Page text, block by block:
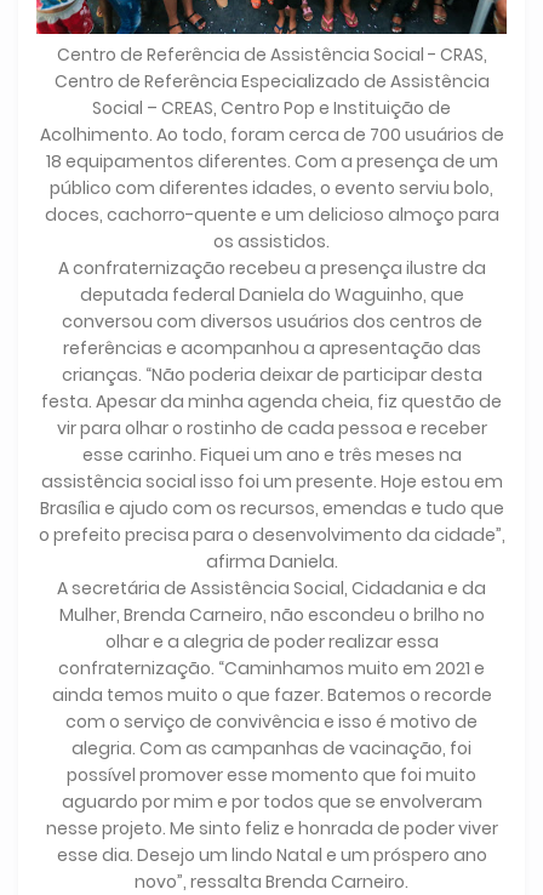
Centro de Referência de Assistência Social - CRAS,
Centro de Referência Especializado de Assistência
Social – CREAS, Centro Pop e Instituição de
Acolhimento. Ao todo, foram cerca de 700 usuários de
18 equipamentos diferentes. Com a presença de um
público com diferentes idades, o evento serviu bolo,
doces, cachorro-quente e um delicioso almoço para
os assistidos.
A confraternização recebeu a presença ilustre da
deputada federal Daniela do Waguinho, que
conversou com diversos usuários dos centros de
referências e acompanhou a apresentação das
crianças. “Não poderia deixar de participar desta
festa. Apesar da minha agenda cheia, fiz questão de
vir para olhar o rostinho de cada pessoa e receber
esse carinho. Fiquei um ano e três meses na
assistência social isso foi um presente. Hoje estou em
Brasília e ajudo com os recursos, emendas e tudo que
o prefeito precisa para o desenvolvimento da cidade”,
afirma Daniela.
A secretária de Assistência Social, Cidadania e da
Mulher, Brenda Carneiro, não escondeu o brilho no
olhar e a alegria de poder realizar essa
confraternização. “Caminhamos muito em 2021 e
ainda temos muito o que fazer. Batemos o recorde
com o serviço de convivência e isso é motivo de
alegria. Com as campanhas de vacinação, foi
possível promover esse momento que foi muito
aguardo por mim e por todos que se envolveram
nesse projeto. Me sinto feliz e honrada de poder viver
esse dia. Desejo um lindo Natal e um próspero ano
novo”, ressalta Brenda Carneiro.